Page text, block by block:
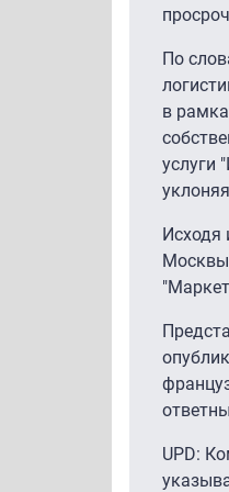
По
в
услуги
Исходя
Москвы
UPD: